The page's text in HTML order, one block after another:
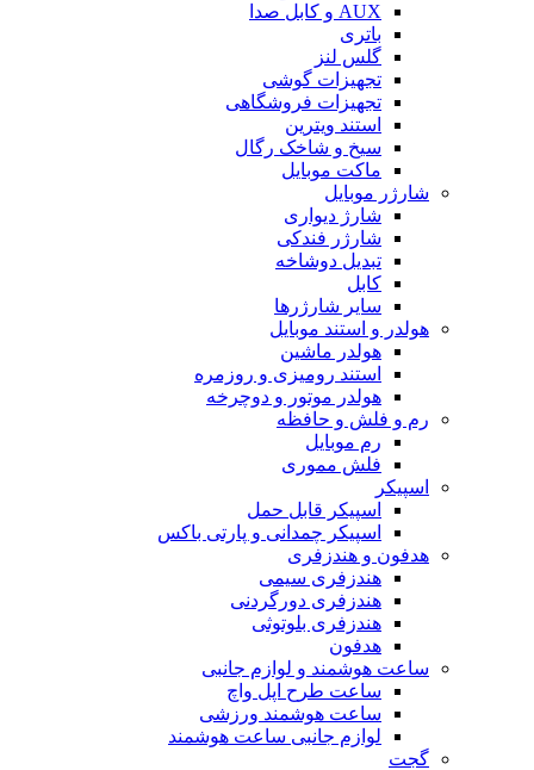
AUX و کابل صدا
باتری
گلس لنز
تجهیزات گوشی
تجهیزات فروشگاهی
استند ویترین
سیخ و شاخک رگال
ماکت موبایل
شارژر موبایل
شارژ دیواری
شارژر فندکی
تبدیل دوشاخه
کابل
سایر شارژرها
هولدر و استند موبایل
هولدر ماشین
استند رومیزی و روزمره
هولدر موتور و دوچرخه
رم و فلش و حافظه
رم موبایل
فلش مموری
اسپیکر
اسپیکر قابل حمل
اسپیکر چمدانی و پارتی باکس
هدفون و هندزفری
هندزفری سیمی
هندزفری دورگردنی
هندزفری بلوتوثی
هدفون
ساعت هوشمند و لوازم جانبی
ساعت طرح اپل واچ
ساعت هوشمند ورزشی
لوازم جانبی ساعت هوشمند
گجت